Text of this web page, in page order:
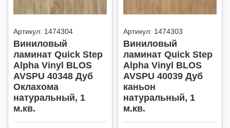
Артикул: 1474304
Виниловый
ламинат Quick Step
Alpha Vinyl BLOS
AVSPU 40348 Дуб
Оклахома
натуральный, 1
м.кв.
Артикул: 1474303
Виниловый
ламинат Quick Step
Alpha Vinyl BLOS
AVSPU 40039 Дуб
каньон
натуральный, 1
м.кв.